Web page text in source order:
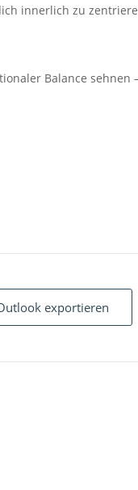
innerlich zu
Balance sehnen
exportieren